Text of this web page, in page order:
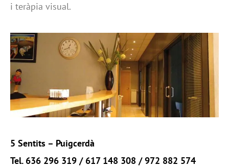
i teràpia visual.
5 Sentits – Puigcerdà
Tel. 636 296 319 / 617 148 308 / 972 882 574